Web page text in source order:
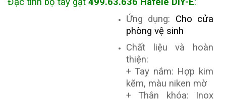
Ứng dụng: Cho cửa
phòng vệ sinh
Chất liệu và hoàn
thiện:
+ Tay nắm: Hợp kim
kẽm, màu niken mờ
+ Thân khóa: Inox